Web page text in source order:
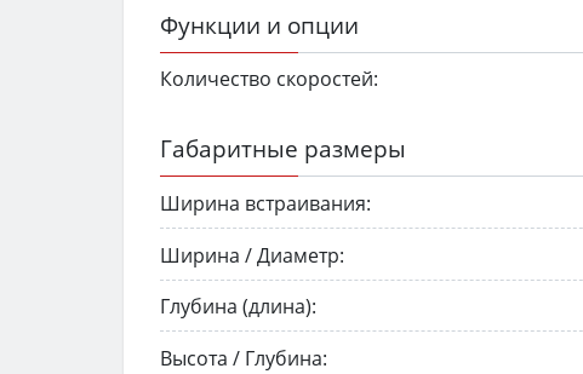
Функции и опции
Количество скоростей:
Габаритные размеры
Ширина встраивания:
Ширина / Диаметр:
Глубина (длина):
Высота / Глубина: